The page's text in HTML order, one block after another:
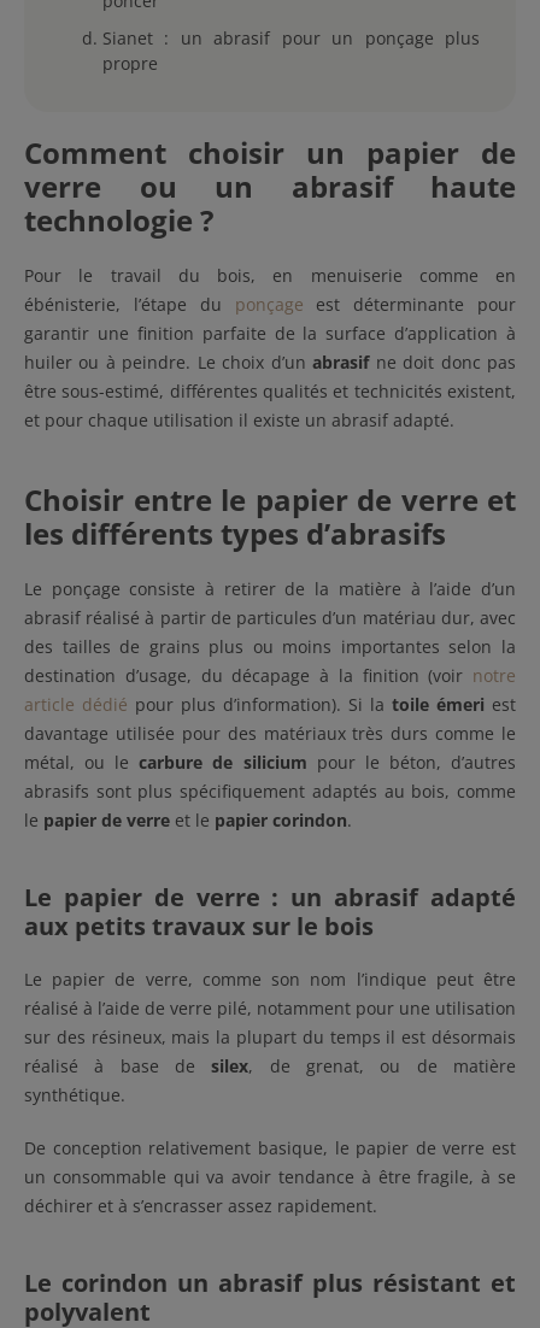
Sianet : un abrasif pour un ponçage plus
propre
Comment choisir un papier de
verre ou un abrasif haute
technologie ?
Pour le travail du bois, en menuiserie comme en
ébénisterie, l’étape du ponçage est déterminante pour
garantir une finition parfaite de la surface d’application à
huiler ou à peindre. Le choix d’unabrasifne doit donc pas
être sous-estimé, différentes qualités et technicités existent,
et pour chaque utilisation il existe un abrasif adapté.
Choisir entre le papier de verre et
les différents types d’abrasifs
Le ponçage consiste à retirer de la matière à l’aide d’un
abrasif réalisé à partir de particules d’un matériau dur, avec
des tailles de grains plus ou moins importantes selon la
destination d’usage, du décapage à la finition (voir notre
article dédié pour plus d’information). Si la toile émeri est
davantage utilisée pour des matériaux très durs comme le
métal, ou lecarbure de silicium pour le béton, d’autres
abrasifs sont plus spécifiquement adaptés au bois, comme
le papier de verre et le papier corindon.
Le papier de verre : un abrasif adapté
aux petits travaux sur le bois
Le papier de verre, comme son nom l’indique peut être
réalisé à l’aide de verre pilé, notamment pour une utilisation
sur des résineux, mais la plupart du temps il est désormais
réalisé à base desilex, de grenat, ou de matière
synthétique.
De conception relativement basique, le papier de verre est
un consommable qui va avoir tendance à être fragile, à se
déchirer et à s’encrasser assez rapidement.
Le corindon un abrasif plus résistant et
polyvalent